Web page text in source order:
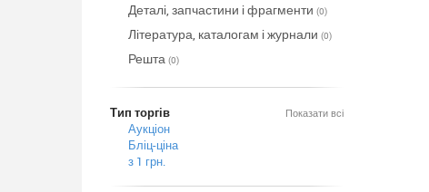
Деталі, запчастини і фрагменти (0)
Література, каталогам і журнали (0)
Решта (0)
Показати всі
Тип торгів
Аукціон
Бліц-ціна
з 1 грн.